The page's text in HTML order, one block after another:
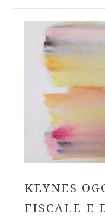
KEYNES
FISCALE E